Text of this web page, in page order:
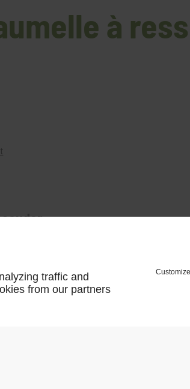
à
traffic and
from our partners
Customize